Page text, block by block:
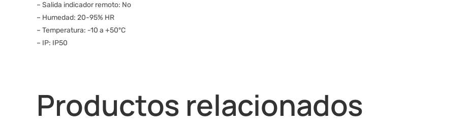
– Salida indicador remoto: No
– Humedad: 20-95% HR
– Temperatura: -10 a +50ºC
– IP: IP50
Productos relacionados